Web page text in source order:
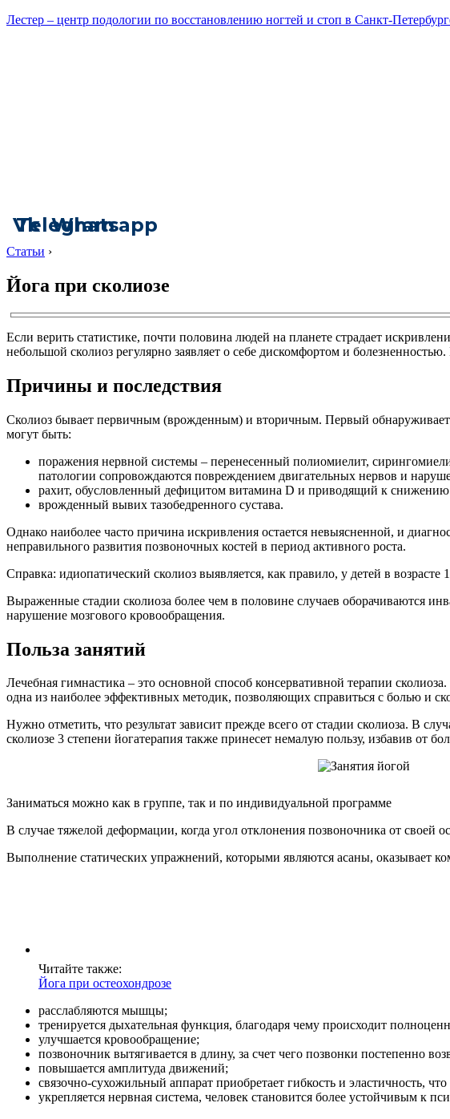
Лестер – центр подологии по восстановлению ногтей и стоп в Санкт-
Vk
Telegram
Whatsapp
Статьи ›
Йога при сколиозе
Если верить статистике, почти половина людей на планете страдает
небольшой сколиоз регулярно заявляет о себе дискомфортом и
Причины и последствия
Сколиоз бывает первичным (врожденным) и вторичным. Первый
могут быть:
поражения нервной системы – перенесенный полиомиелит,
патологии сопровождаются повреждением двигательных нервов и
рахит, обусловленный дефицитом витамина D и приводящий к снижению
врожденный вывих тазобедренного сустава.
Однако наиболее часто причина искривления остается невыясненной, и
неправильного развития позвоночных костей в период активного роста.
Справка: идиопатический сколиоз выявляется, как правило, у детей в
Выраженные стадии сколиоза более чем в половине случаев оборачиваются
нарушение мозгового кровообращения.
Польза занятий
Лечебная гимнастика – это основной способ консервативной терапии
одна из наиболее эффективных методик, позволяющих справиться с болью и
Нужно отметить, что результат зависит прежде всего от стадии сколиоза. В
сколиозе 3 степени йогатерапия также принесет немалую пользу, избавив от
Заниматься можно как в группе, так и по индивидуальной программе
В случае тяжелой деформации, когда угол отклонения позвоночника от своей
Выполнение статических упражнений, которыми являются асаны, оказывает
Читайте также:
Йога при остеохондрозе
расслабляются мышцы;
тренируется дыхательная функция, благодаря чему происходит
улучшается кровообращение;
позвоночник вытягивается в длину, за счет чего позвонки постепенно
повышается амплитуда движений;
связочно-сухожильный аппарат приобретает гибкость и эластичность,
укрепляется нервная система, человек становится более устойчивым к